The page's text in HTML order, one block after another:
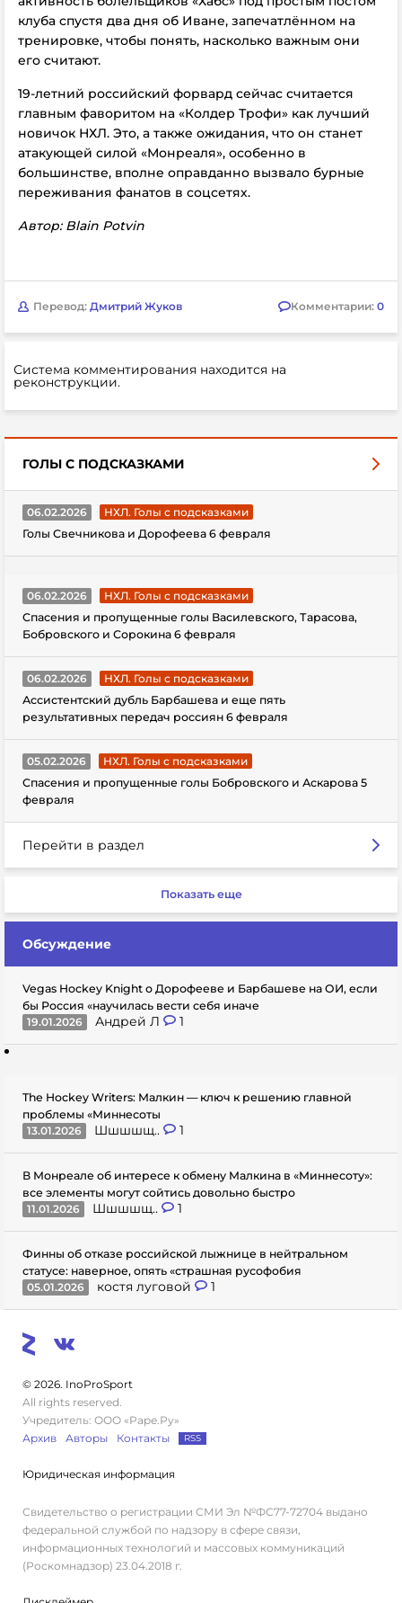
клуба спустя два дня об Иване, запечатлённом на
тренировке, чтобы понять, насколько важным они
его считают.
19-летний российский форвард сейчас считается
главным фаворитом на «Колдер Трофи» как лучший
новичок НХЛ. Это, а также ожидания, что он станет
атакующей силой «Монреаля», особенно в
большинстве, вполне оправданно вызвало бурные
переживания фанатов в соцсетях.
Автор: Blain Potvin
Перевод: Дмитрий Жуков Комментарии: 0
Система комментирования находится на
реконструкции.
ГОЛЫ С ПОДСКАЗКАМИ
06.02.2026
НХЛ. Голы с подсказками
Голы Свечникова и Дорофеева 6 февраля
06.02.2026
НХЛ. Голы с подсказками
Спасения и пропущенные голы Василевского, Тарасова,
Бобровского и Сорокина 6 февраля
06.02.2026
НХЛ. Голы с подсказками
Ассистентский дубль Барбашева и еще пять
результативных передач россиян 6 февраля
05.02.2026
НХЛ. Голы с подсказками
Спасения и пропущенные голы Бобровского и Аскарова 5
февраля
Перейти в раздел
Показать еще
Обсуждение
Vegas Hockey Knight о Дорофееве и Барбашеве на ОИ, если
бы Россия «научилась вести себя иначе
19.01.2026
Андрей Л 1
The Hockey Writers: Малкин — ключ к решению главной
проблемы «Миннесоты
13.01.2026
Шшшшщ.. 1
В Монреале об интересе к обмену Малкина в «Миннесоту»:
все элементы могут сойтись довольно быстро
11.01.2026
Шшшшщ.. 1
Финны об отказе российской лыжнице в нейтральном
статусе: наверное, опять «страшная русофобия
05.01.2026
костя луговой 1
© 2026. InoProSport
All rights reserved.
Учредитель: ООО «Раре.Ру»
Архив
Авторы Контакты RSS
Юридическая информация
Свидетельство о регистрации СМИ Эл №ФС77-72704 выдано
федеральной службой по надзору в сфере связи,
информационных технологий и массовых коммуникаций
(Роскомнадзор) 23.04.2018 г.